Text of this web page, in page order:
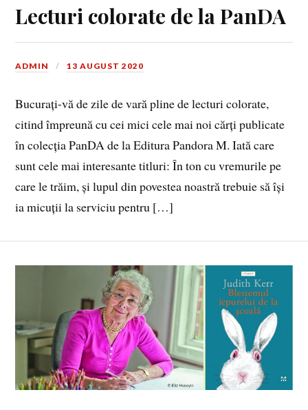
Lecturi colorate de la PanDA
ADMIN 13 AUGUST 2020
Bucurați-vă de zile de vară pline de lecturi colorate,
citind împreună cu cei mici cele mai noi cărți publicate
în colecția PanDA de la Editura Pandora M. Iată care
sunt cele mai interesante titluri: În ton cu vremurile pe
care le trăim, și lupul din povestea noastră trebuie să își
ia micuții la serviciu pentru […]